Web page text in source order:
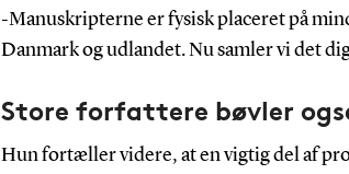
-Manuskripterne er fysisk placeret på
Danmark og udlandet. Nu samler vi det
Store forfattere bøvler
Hun fortæller videre, at en vigtig del af